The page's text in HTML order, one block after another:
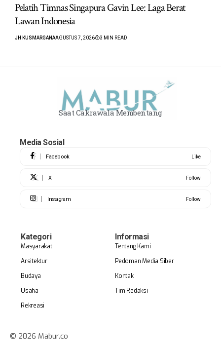
Pelatih Timnas Singapura Gavin Lee: Laga Berat
Lawan Indonesia
JH KUSMARGANAAGUSTUS 7, 2026 3 MIN READ
Saat Cakrawala Membentang
Media Sosial
Facebook Like
X Follow
Instagram Follow
Kategori
Masyarakat
Arsitektur
Budaya
Usaha
Rekreasi
Informasi
Tentang Kami
Pedoman Media Siber
Kontak
Tim Redaksi
© 2026 Mabur.co